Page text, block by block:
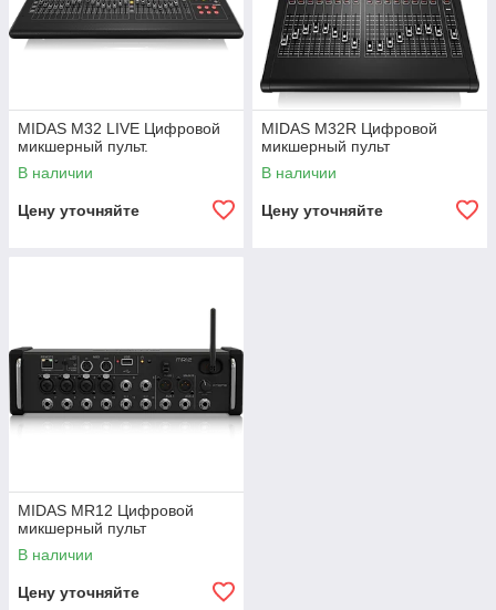
MIDAS M32 LIVE Цифровой
микшерный пульт.
В наличии
Цену уточняйте
MIDAS M32R Цифровой
микшерный пульт
В наличии
Цену уточняйте
MIDAS MR12 Цифровой
микшерный пульт
В наличии
Цену уточняйте